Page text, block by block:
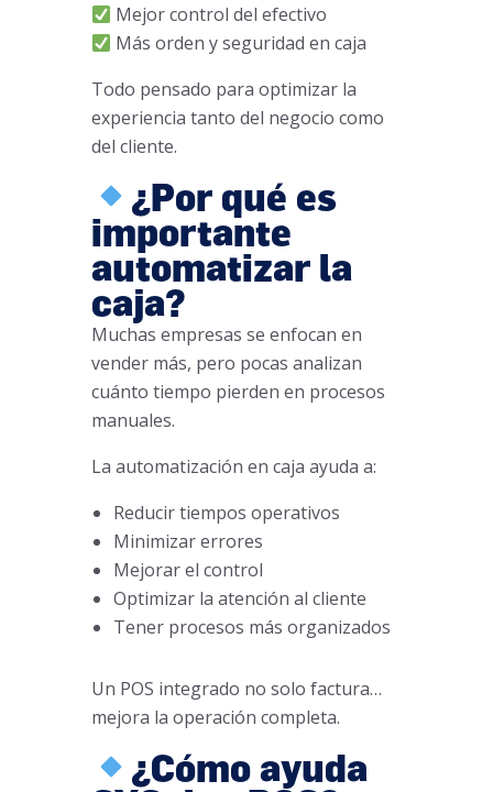
Mejor control del efectivo
Más orden y seguridad en caja
Todo pensado para optimizar la
experiencia tanto del negocio como
del cliente.
¿Por qué es
importante
automatizar la
caja?
Muchas empresas se enfocan en
vender más, pero pocas analizan
cuánto tiempo pierden en procesos
manuales.
La automatización en caja ayuda a:
Reducir tiempos operativos
Minimizar errores
Mejorar el control
Optimizar la atención al cliente
Tener procesos más organizados
Un POS integrado no solo factura…
mejora la operación completa.
¿Cómo ayuda